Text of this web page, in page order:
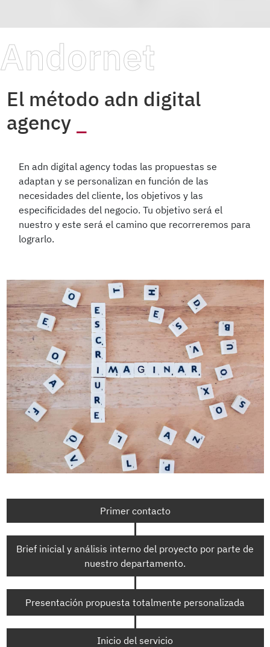
El método adn digital
agency
Andornet
En adn digital agency todas las propuestas se
adaptan y se personalizan en función de las
necesidades del cliente, los objetivos y las
especificidades del negocio. Tu objetivo será el
nuestro y este será el camino que recorreremos para
lograrlo.
Primer contacto
Brief inicial y análisis interno del proyecto por parte de
nuestro departamento.
Presentación propuesta totalmente personalizada
Inicio del servicio